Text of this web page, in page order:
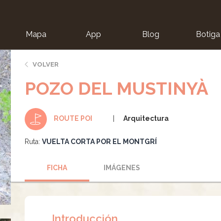
Mapa App Blog Botiga
VOLVER
POZO DEL MUSTINYÀ
ROUTE POI Arquitectura
Ruta: VUELTA CORTA POR EL MONTGRÍ
FICHA IMÁGENES